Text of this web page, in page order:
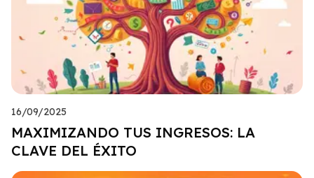
16/09/2025
MAXIMIZANDO TUS INGRESOS: LA
CLAVE DEL ÉXITO